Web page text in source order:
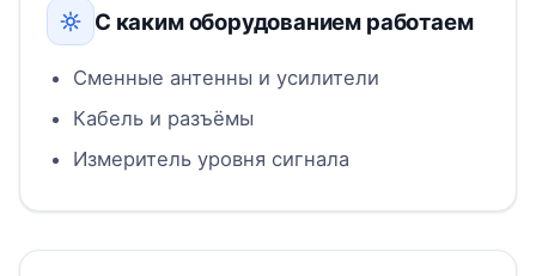
С каким оборудованием работаем
Сменные антенны и усилители
Кабель и разъёмы
Измеритель уровня сигнала